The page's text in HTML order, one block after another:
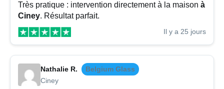
Très pratique : intervention directement à la maison à
Ciney. Résultat parfait.
Il y a 25 jours
Nathalie R.
Belgium Glass
Ciney